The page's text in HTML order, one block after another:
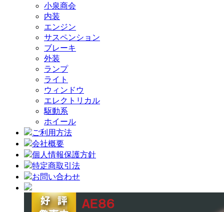
小泉商会
内装
エンジン
サスペンション
ブレーキ
外装
ランプ
ライト
ウィンドウ
エレクトリカル
駆動系
ホイール
ご利用方法
会社概要
個人情報保護方針
特定商取引法
お問い合わせ